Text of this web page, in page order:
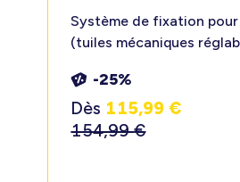
Système de fixation
(tuiles mécaniques
-25%
Dès 115,99€
154,99€